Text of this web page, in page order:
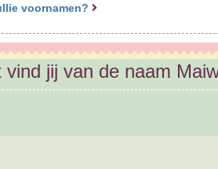
voornamen?
vind jij van de naam